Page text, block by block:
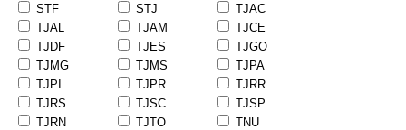
STF STJ
TJAC
TJAL
TJAM
TJCE
TJDF
TJES
TJGO
TJMG
TJMS
TJPA
TJPI
TJPR
TJRR
TJRS
TJSC
TJSP
TJRN
TJTO
TNU